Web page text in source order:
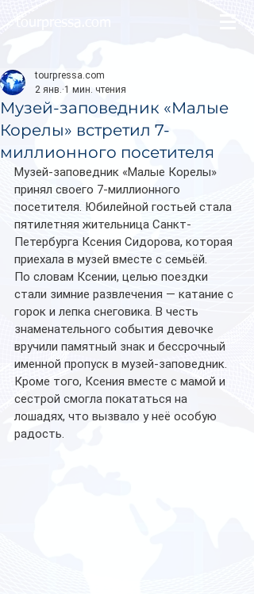
Музей-заповедник «Малые
Корелы» встретил 7-
миллионного посетителя
tourpressa.com
2 янв. 1 мин. чтения
Музей-заповедник «Малые Корелы»
принял своего 7-миллионного
посетителя. Юбилейной гостьей стала
пятилетняя жительница Санкт-
Петербурга Ксения Сидорова, которая
приехала в музей вместе с семьёй.
По словам Ксении, целью поездки
стали зимние развлечения — катание с
горок и лепка снеговика. В честь
знаменательного события девочке
вручили памятный знак и бессрочный
именной пропуск в музей-заповедник.
Кроме того, Ксения вместе с мамой и
сестрой смогла покататься на
лошадях, что вызвало у неё особую
радость.